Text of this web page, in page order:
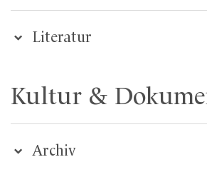
Literatur
Kultur &
Archiv